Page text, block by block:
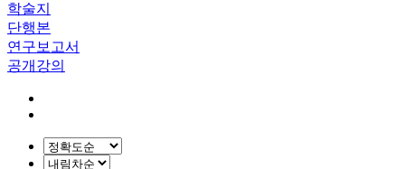
학술지
단행본
연구보고서
공개강의